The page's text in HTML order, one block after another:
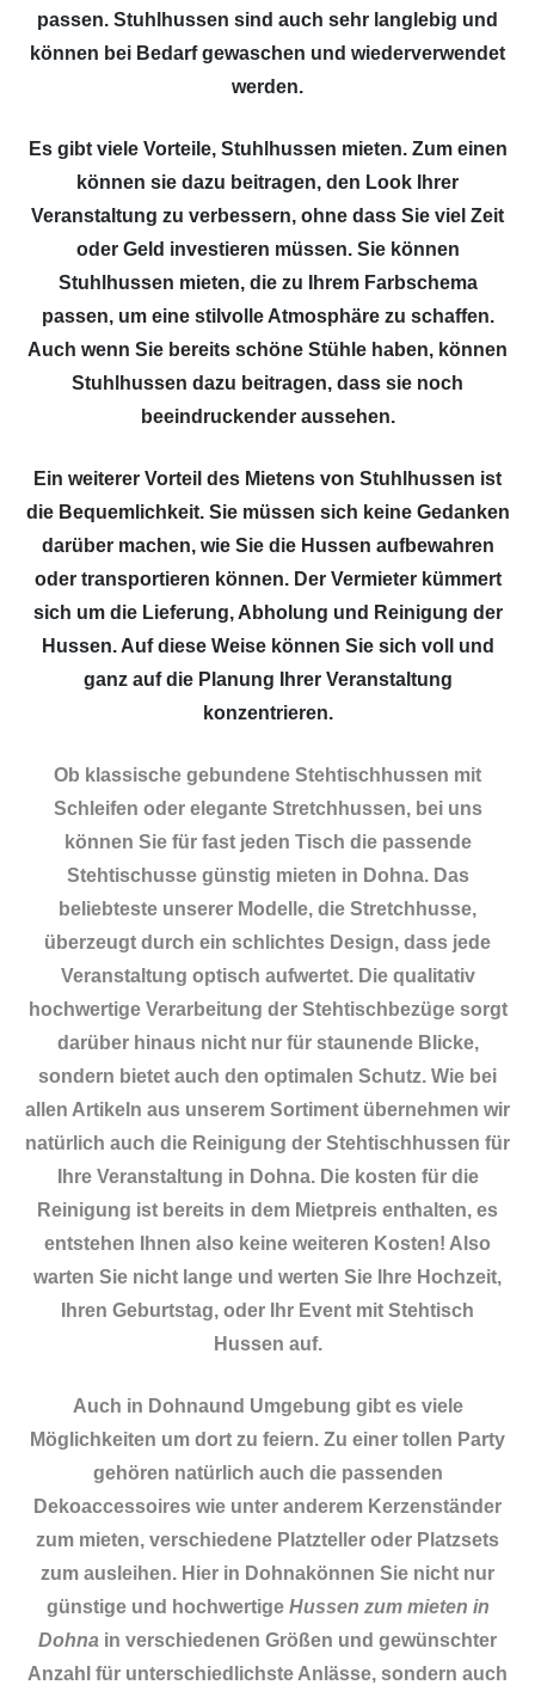
passen. Stuhlhussen sind auch sehr langlebig und
können bei Bedarf gewaschen und wiederverwendet
werden.
Es gibt viele Vorteile, Stuhlhussen mieten. Zum einen
können sie dazu beitragen, den Look Ihrer
Veranstaltung zu verbessern, ohne dass Sie viel Zeit
oder Geld investieren müssen. Sie können
Stuhlhussen mieten, die zu Ihrem Farbschema
passen, um eine stilvolle Atmosphäre zu schaffen.
Auch wenn Sie bereits schöne Stühle haben, können
Stuhlhussen dazu beitragen, dass sie noch
beeindruckender aussehen.
Ein weiterer Vorteil des Mietens von Stuhlhussen ist
die Bequemlichkeit. Sie müssen sich keine Gedanken
darüber machen, wie Sie die Hussen aufbewahren
oder transportieren können. Der Vermieter kümmert
sich um die Lieferung, Abholung und Reinigung der
Hussen. Auf diese Weise können Sie sich voll und
ganz auf die Planung Ihrer Veranstaltung
konzentrieren.
Ob klassische gebundene Stehtischhussen mit
Schleifen oder elegante Stretchhussen, bei uns
können Sie für fast jeden Tisch die passende
Stehtischusse günstig mieten in Dohna. Das
beliebteste unserer Modelle, die Stretchhusse,
überzeugt durch ein schlichtes Design, dass jede
Veranstaltung optisch aufwertet. Die qualitativ
hochwertige Verarbeitung der Stehtischbezüge sorgt
darüber hinaus nicht nur für staunende Blicke,
sondern bietet auch den optimalen Schutz. Wie bei
allen Artikeln aus unserem Sortiment übernehmen wir
natürlich auch die Reinigung der Stehtischhussen für
Ihre Veranstaltung in Dohna. Die kosten für die
Reinigung ist bereits in dem Mietpreis enthalten, es
entstehen Ihnen also keine weiteren Kosten! Also
warten Sie nicht lange und werten Sie Ihre Hochzeit,
Ihren Geburtstag, oder Ihr Event mit Stehtisch
Hussen auf.
Auch in Dohnaund Umgebung gibt es viele
Möglichkeiten um dort zu feiern. Zu einer tollen Party
gehören natürlich auch die passenden
Dekoaccessoires wie unter anderem Kerzenständer
zum mieten, verschiedene Platzteller oder Platzsets
zum ausleihen. Hier in Dohnakönnen Sie nicht nur
günstige und hochwertige Hussen zum mieten in
Dohna in verschiedenen Größen und gewünschter
Anzahl für unterschiedlichste Anlässe, sondern auch